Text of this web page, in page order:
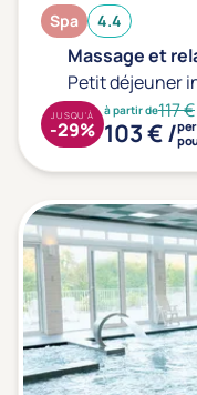
Spa 4.4
Massage et
Petit déjeuner
à partir de117 €
103 € /
JUSQU'À
-29%